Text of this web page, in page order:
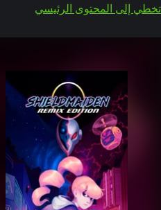
تخطي إلى المحتوى الرئيسي